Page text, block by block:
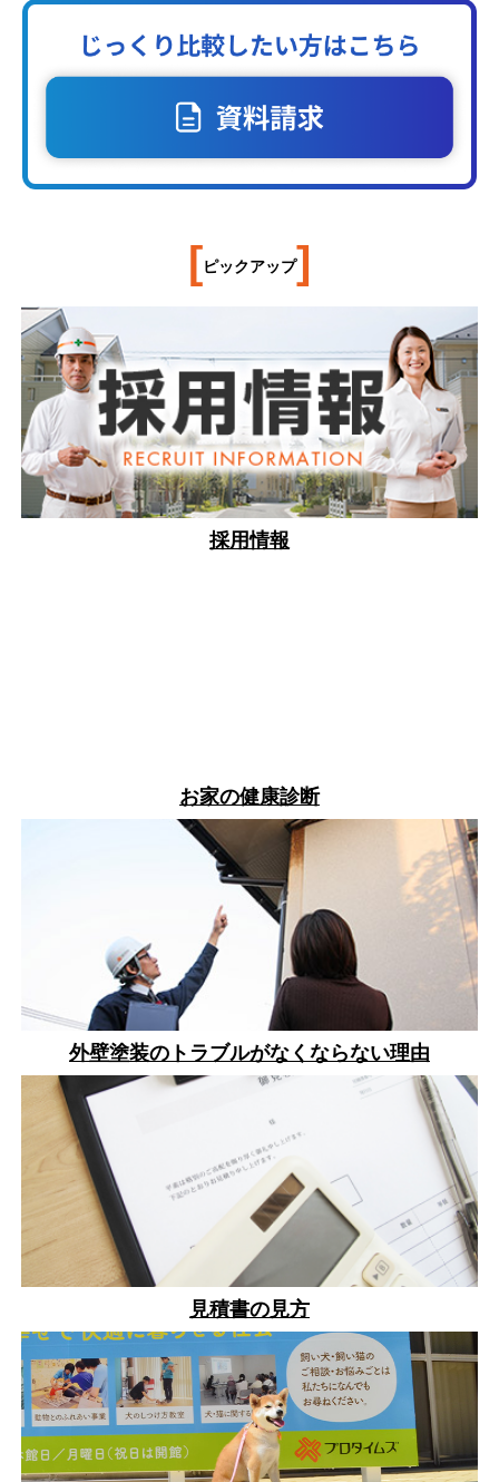
[ ]
お家の健康診断
外壁塗装のトラブルがなくならない理由
見積書の見方